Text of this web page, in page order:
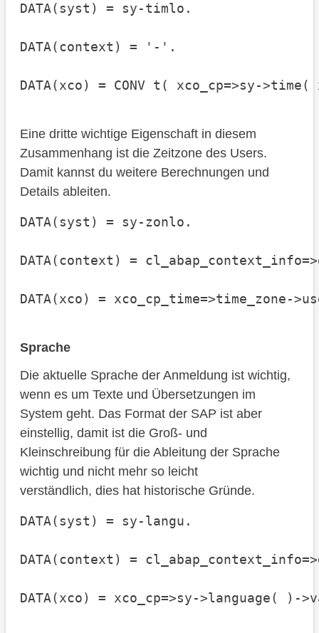
DATA(syst) = sy-timlo.
DATA(context) = '-'.
DATA(xco) = CONV t( xco_cp=>sy-
Eine dritte wichtige Eigenschaft in diesem
Zusammenhang ist die Zeitzone des Users.
Damit kannst du weitere Berechnungen und
Details ableiten.
DATA(syst) = sy-zonlo.
DATA(context) =
DATA(xco) = xco_cp_time=>time_zone-
Sprache
Die aktuelle Sprache der Anmeldung ist wichtig,
wenn es um Texte und Übersetzungen im
System geht. Das Format der SAP ist aber
einstellig, damit ist die Groß- und
Kleinschreibung für die Ableitung der Sprache
wichtig und nicht mehr so leicht
verständlich, dies hat historische Gründe.
DATA(syst) = sy-langu.
DATA(context) =
DATA(xco) = xco_cp=>sy->language( )-